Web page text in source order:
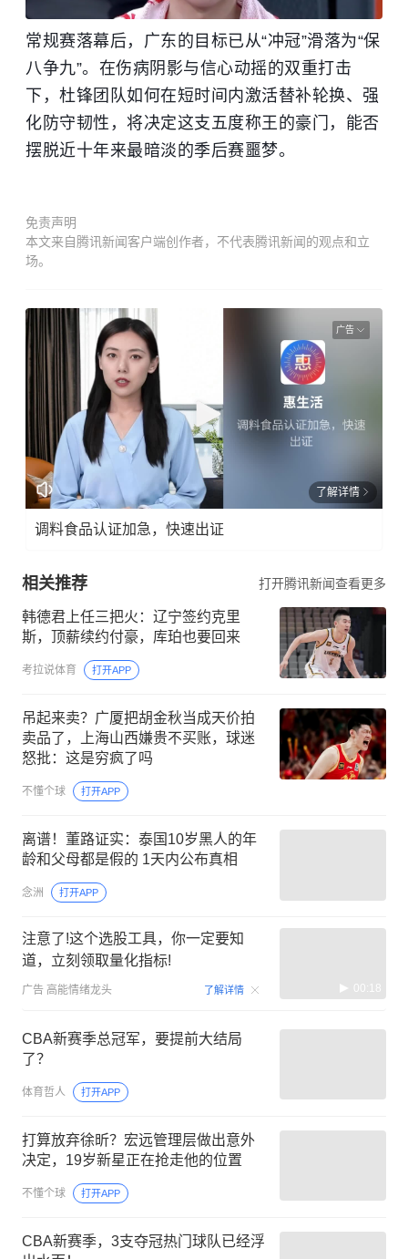
常规赛落幕后，广东的目标已从“冲冠”滑落为“保
八争九”。在伤病阴影与信心动摇的双重打击
下， 杜锋团队如何在短时间内激活替补轮换、强
化防守韧性，将决定这支五度称王的豪门，能否
摆脱近十年来最暗淡的季后赛噩梦。
免责声明
本文来自腾讯新闻客户端创作者，不代表腾讯新闻的观点和立
场。
广告
了解详情
调料食品认证加急，快速出证
相关推荐 打开腾讯新闻查看更多
韩德君上任三把火：辽宁签约克里
斯，顶薪续约付豪，库珀也要回来
考拉说体育 打开APP
吊起来卖？广厦把胡金秋当成天价拍
卖品了，上海山西嫌贵不买账，球迷
怒批：这是穷疯了吗
不懂个球 打开APP
离谱！董路证实：泰国10岁黑人的年
龄和父母都是假的 1天内公布真相
念洲 打开APP
注意了!这个选股工具，你一定要知
道，立刻领取量化指标!
广告 高能情绪龙头 了解详情 00:18
CBA新赛季总冠军，要提前大结局
了？
体育哲人 打开APP
打算放弃徐昕？宏远管理层做出意外
决定，19岁新星正在抢走他的位置
不懂个球 打开APP
CBA新赛季，3支夺冠热门球队已经浮